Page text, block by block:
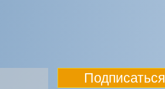
Подписаться